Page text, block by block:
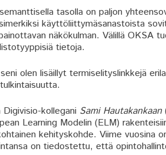
tasolla on paljon
käyttöliittymäsanastoista
näkökulman. Välillä OKSA
tietoja.
olen lisäillyt termiselityslinkkejä
Digivisio-kollegani Sami Hautakankaan
Learning Modelin (ELM)
kehityskohde. Viime vuosina
on tiedostettu, että